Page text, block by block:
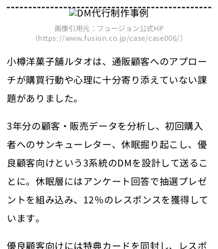
画像引用元：フュージョン公式HP
（https://www.fusion.co.jp/case/case006/）
小樽洋菓子舗ルタオは、通販顧客へのアプロー
チが購買行動や心理に十分寄り添えていない課
題がありました。
3年分の顧客・販売データを分析し、初回購入
者へのサンキューレター、休眠掘り起こし、優
良顧客向けという3系統のDMを設計して送るこ
とに。休眠層にはアンケート回答で抽選プレゼ
ントを組み込み、12％のレスポンスを獲得して
います。
優良顧客向けには特典カードを同封し、レスポ